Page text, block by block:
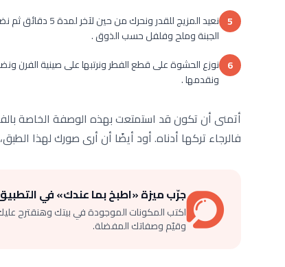
5
الجبنة وملح وفلفل حسب الذوق .
6
ونقدمها .
أتمنى أن تكون قد استمتعت بهذه الوصفة الخاصة
فالرجاء تركها أدناه. أود أيضًا أن أرى صورك لهذا
جرّب ميزة «اطبخ بما عندك» في
اكتب المكونات الموجودة في بيتك وهنقترح
وقيّم وصفاتك المفضلة.